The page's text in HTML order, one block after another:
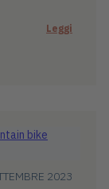
Leggi
2023